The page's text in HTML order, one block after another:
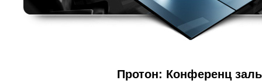
Протон: Конференц